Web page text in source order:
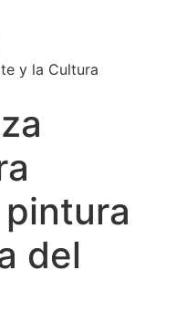
y la Cultura
del